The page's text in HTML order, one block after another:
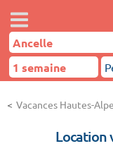
Vacances Hautes-
Location